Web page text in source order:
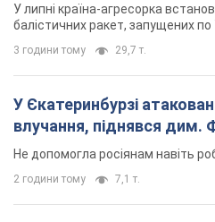
У липні країна-агресорка
балістичних ракет, запущених по
3 години тому 29,7 т.
У Єкатеринбурзі
влучання, піднявся дим.
Не допомогла росіянам навіть
2 години тому 7,1 т.